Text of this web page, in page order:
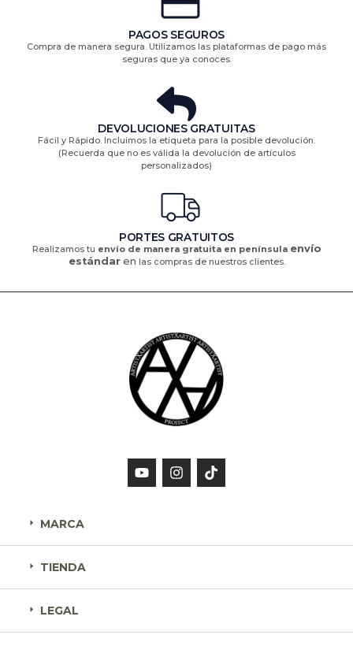
PAGOS SEGUROS
Compra de manera segura. Utilizamos las plataformas de pago más
seguras que ya conoces.
DEVOLUCIONES GRATUITAS​
Fácil y Rápido. Incluimos la etiqueta para la posible devolución.
(Recuerda que no es válida la devolución de artículos
personalizados)​
PORTES GRATUITOS
Realizamos tu envío de manera gratuita en península envío
estándaren las compras de nuestros clientes.
MARCA
TIENDA
LEGAL